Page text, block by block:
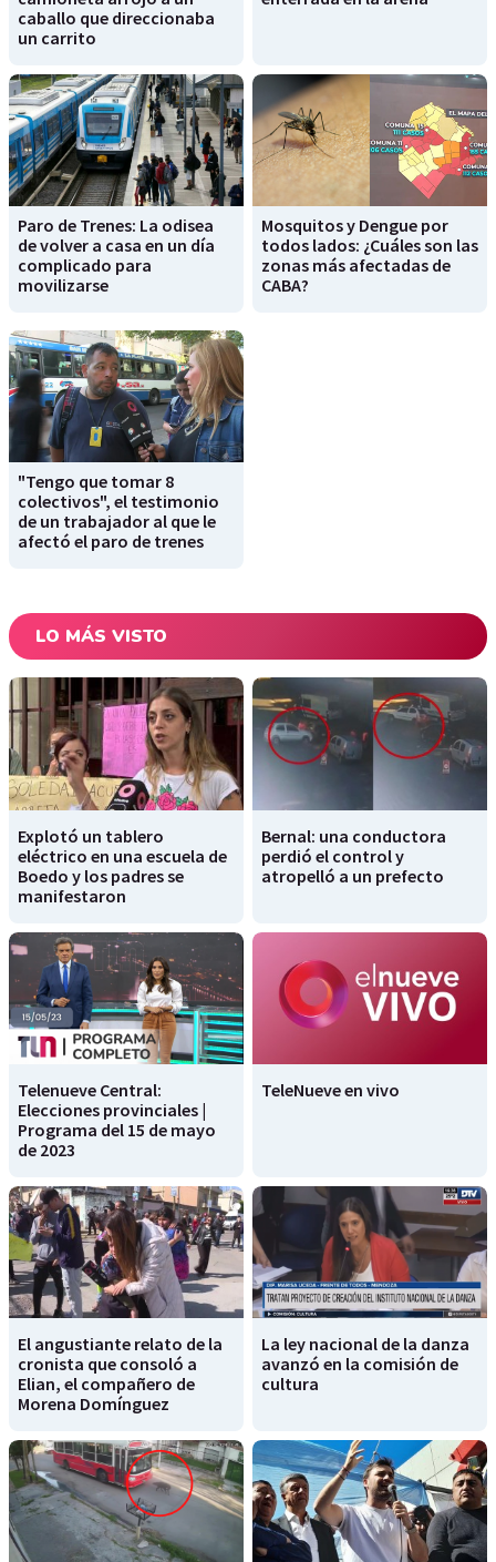
caballo que direccionaba
un carrito
Paro de Trenes: La odisea
de volver a casa en un día
complicado para
movilizarse
Mosquitos y Dengue por
todos lados: ¿Cuáles son las
zonas más afectadas de
CABA?
"Tengo que tomar 8
colectivos", el testimonio
de un trabajador al que le
afectó el paro de trenes
LO MÁS VISTO
Explotó un tablero
eléctrico en una escuela de
Boedo y los padres se
manifestaron
Bernal: una conductora
perdió el control y
atropelló a un prefecto
Telenueve Central:
Elecciones provinciales |
Programa del 15 de mayo
de 2023
TeleNueve en vivo
El angustiante relato de la
cronista que consoló a
Elian, el compañero de
Morena Domínguez
La ley nacional de la danza
avanzó en la comisión de
cultura